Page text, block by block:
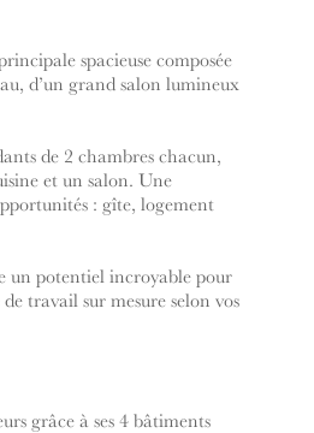
spacieuse composée
d’un grand salon lumineux
de 2 chambres chacun,
et un salon. Une
: gîte, logement
un potentiel incroyable pour
travail sur mesure selon vos
grâce à ses 4 bâtiments